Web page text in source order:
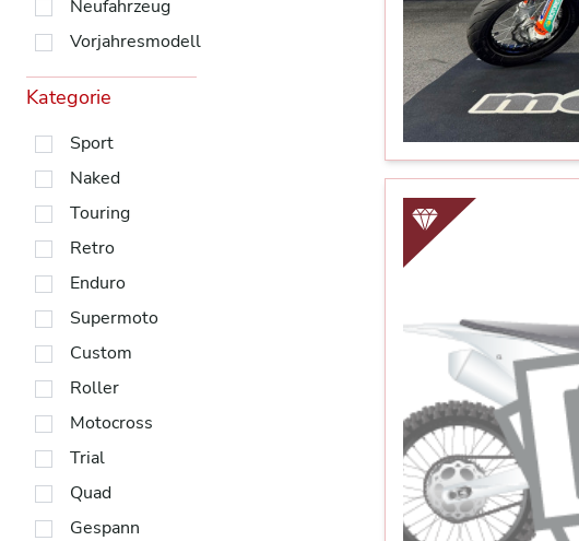
Neufahrzeug
Vorjahresmodell
Kategorie
Sport
Naked
Touring
Retro
Enduro
Supermoto
Custom
Roller
Motocross
Trial
Quad
Gespann